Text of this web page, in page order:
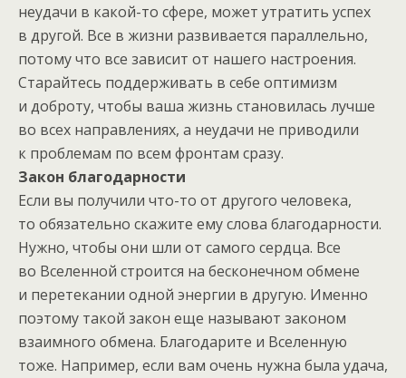
неудачи в какой-то сфере, может утратить успех
в другой. Все в жизни развивается параллельно,
потому что все зависит от нашего настроения.
Старайтесь поддерживать в себе оптимизм
и доброту, чтобы ваша жизнь становилась лучше
во всех направлениях, а неудачи не приводили
к проблемам по всем фронтам сразу.
Закон благодарности
Если вы получили что-то от другого человека,
то обязательно скажите ему слова благодарности.
Нужно, чтобы они шли от самого сердца. Все
во Вселенной строится на бесконечном обмене
и перетекании одной энергии в другую. Именно
поэтому такой закон еще называют законом
взаимного обмена. Благодарите и Вселенную
тоже. Например, если вам очень нужна была удача,